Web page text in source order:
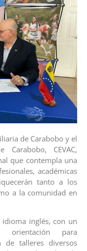
de Carabobo y el
Carabobo, CEVAC,
que contempla una
académicas
tanto a los
a la comunidad en
inglés, con un
orientación para
de talleres diversos